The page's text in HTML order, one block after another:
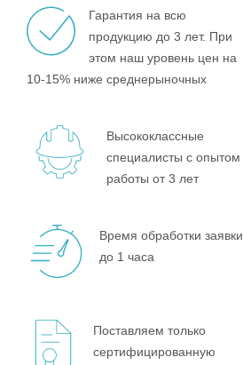
Гарантия на всю
продукцию до 3 лет. При
этом наш уровень цен на
10-15% ниже среднерыночных
Высококлассные
специалисты с опытом
работы от 3 лет
Время обработки заявки
до 1 часа
Поставляем только
сертифицированную